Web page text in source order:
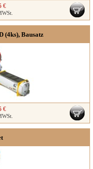
€
(4ks), Bausatz
€